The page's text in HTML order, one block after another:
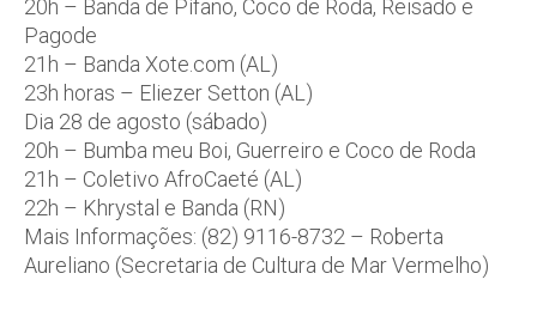
20h – Banda de Pífano, Coco de Roda, Reisado e
Pagode
21h – Banda Xote.com (AL)
23h horas – Eliezer Setton (AL)
Dia 28 de agosto (sábado)
20h – Bumba meu Boi, Guerreiro e Coco de Roda
21h – Coletivo AfroCaeté (AL)
22h – Khrystal e Banda (RN)
Mais Informações: (82) 9116-8732 – Roberta
Aureliano (Secretaria de Cultura de Mar Vermelho)